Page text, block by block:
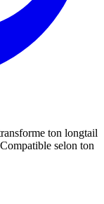
ton longtail
selon ton